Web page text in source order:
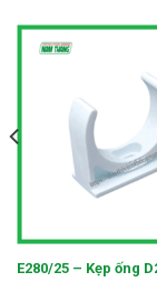
E280/25 – Kẹp ống